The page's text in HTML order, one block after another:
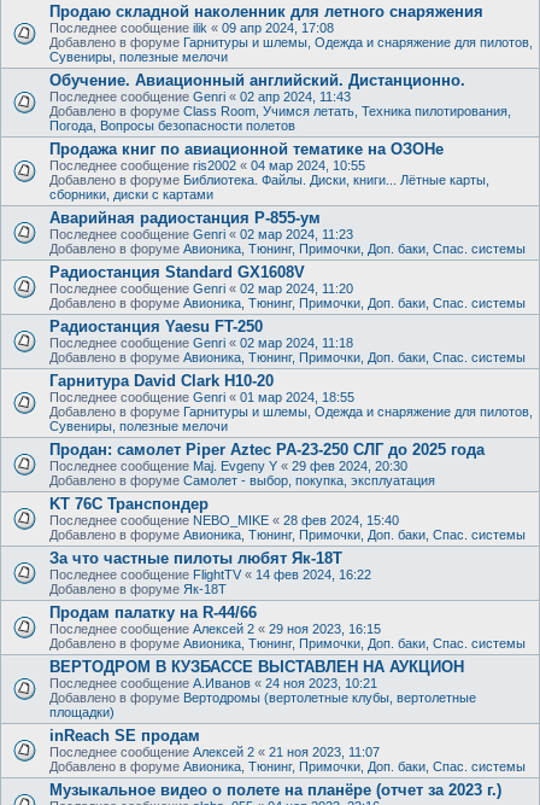
Продаю складной наколенник для летного снаряжения
Последнее сообщение ilik « 09 апр 2024, 17:08
Добавлено в форуме Гарнитуры и шлемы, Одежда и снаряжение для пилотов,
Сувениры, полезные мелочи
Обучение. Авиационный английский. Дистанционно.
Последнее сообщение Genri « 02 апр 2024, 11:43
Добавлено в форуме Class Room, Учимся летать, Техника пилотирования,
Погода, Вопросы безопасности полетов
Продажа книг по авиационной тематике на ОЗОНе
Последнее сообщение ris2002 « 04 мар 2024, 10:55
Добавлено в форуме Библиотека. Файлы. Диски, книги... Лётные карты,
сборники, диски с картами
Аварийная радиостанция Р-855-ум
Последнее сообщение Genri « 02 мар 2024, 11:23
Добавлено в форуме Авионика, Тюнинг, Примочки, Доп. баки, Спас. системы
Радиостанция Standard GX1608V
Последнее сообщение Genri « 02 мар 2024, 11:20
Добавлено в форуме Авионика, Тюнинг, Примочки, Доп. баки, Спас. системы
Радиостанция Yaesu FT-250
Последнее сообщение Genri « 02 мар 2024, 11:18
Добавлено в форуме Авионика, Тюнинг, Примочки, Доп. баки, Спас. системы
Гарнитура David Clark H10-20
Последнее сообщение Genri « 01 мар 2024, 18:55
Добавлено в форуме Гарнитуры и шлемы, Одежда и снаряжение для пилотов,
Сувениры, полезные мелочи
Продан: самолет Piper Aztec PA-23-250 СЛГ до 2025 года
Последнее сообщение Maj. Evgeny Y « 29 фев 2024, 20:30
Добавлено в форуме Самолет - выбор, покупка, эксплуатация
KT 76C Транспондер
Последнее сообщение NEBO_MIKE « 28 фев 2024, 15:40
Добавлено в форуме Авионика, Тюнинг, Примочки, Доп. баки, Спас. системы
За что частные пилоты любят Як-18Т
Последнее сообщение FlightTV « 14 фев 2024, 16:22
Добавлено в форуме Як-18Т
Продам палатку на R-44/66
Последнее сообщение Алексей 2 « 29 ноя 2023, 16:15
Добавлено в форуме Авионика, Тюнинг, Примочки, Доп. баки, Спас. системы
ВЕРТОДРОМ В КУЗБАССЕ ВЫСТАВЛЕН НА АУКЦИОН
Последнее сообщение А.Иванов « 24 ноя 2023, 10:21
Добавлено в форуме Вертодромы (вертолетные клубы, вертолетные
площадки)
inReach SE продам
Последнее сообщение Алексей 2 « 21 ноя 2023, 11:07
Добавлено в форуме Авионика, Тюнинг, Примочки, Доп. баки, Спас. системы
Музыкальное видео о полете на планёре (отчет за 2023 г.)